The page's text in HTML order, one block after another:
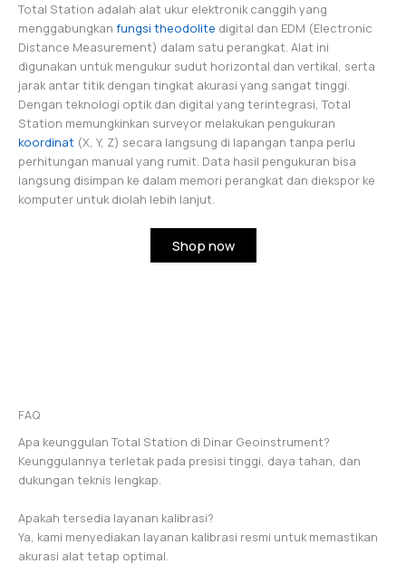
Total Station adalah alat ukur elektronik canggih yang
menggabungkan fungsi theodolite digital dan EDM (Electronic
Distance Measurement) dalam satu perangkat. Alat ini
digunakan untuk mengukur sudut horizontal dan vertikal, serta
jarak antar titik dengan tingkat akurasi yang sangat tinggi.
Dengan teknologi optik dan digital yang terintegrasi, Total
Station memungkinkan surveyor melakukan pengukuran
koordinat (X, Y, Z) secara langsung di lapangan tanpa perlu
perhitungan manual yang rumit. Data hasil pengukuran bisa
langsung disimpan ke dalam memori perangkat dan diekspor ke
komputer untuk diolah lebih lanjut.
Shop now
FAQ
Apa keunggulan Total Station di Dinar Geoinstrument?
Keunggulannya terletak pada presisi tinggi, daya tahan, dan
dukungan teknis lengkap.
Apakah tersedia layanan kalibrasi?
Ya, kami menyediakan layanan kalibrasi resmi untuk memastikan
akurasi alat tetap optimal.